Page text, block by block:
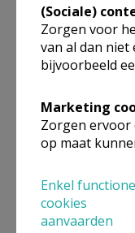
(Sociale)
Zorgen voor
van al dan
bijvoorbeeld
Marketing
Zorgen ervoor
op maat
Enkel
cookies
aanvaarden